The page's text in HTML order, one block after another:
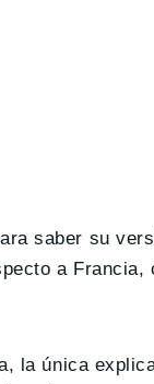
saber su
a Francia,
la única